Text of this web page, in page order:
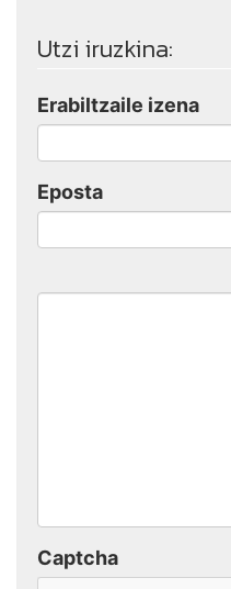
Utzi iruzkina:
Erabiltzaile izena
Eposta
Captcha